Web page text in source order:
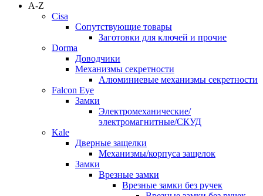
A-Z
Cisa
Сопутствующие товары
Заготовки для ключей и прочие
Dorma
Доводчики
Механизмы секретности
Алюминиевые механизмы секретности
Falcon Eye
Замки
Электромеханические/
электромагнитные/СКУД
Kale
Дверные защелки
Механизмы/корпуса защелок
Замки
Врезные замки
Врезные замки без ручек